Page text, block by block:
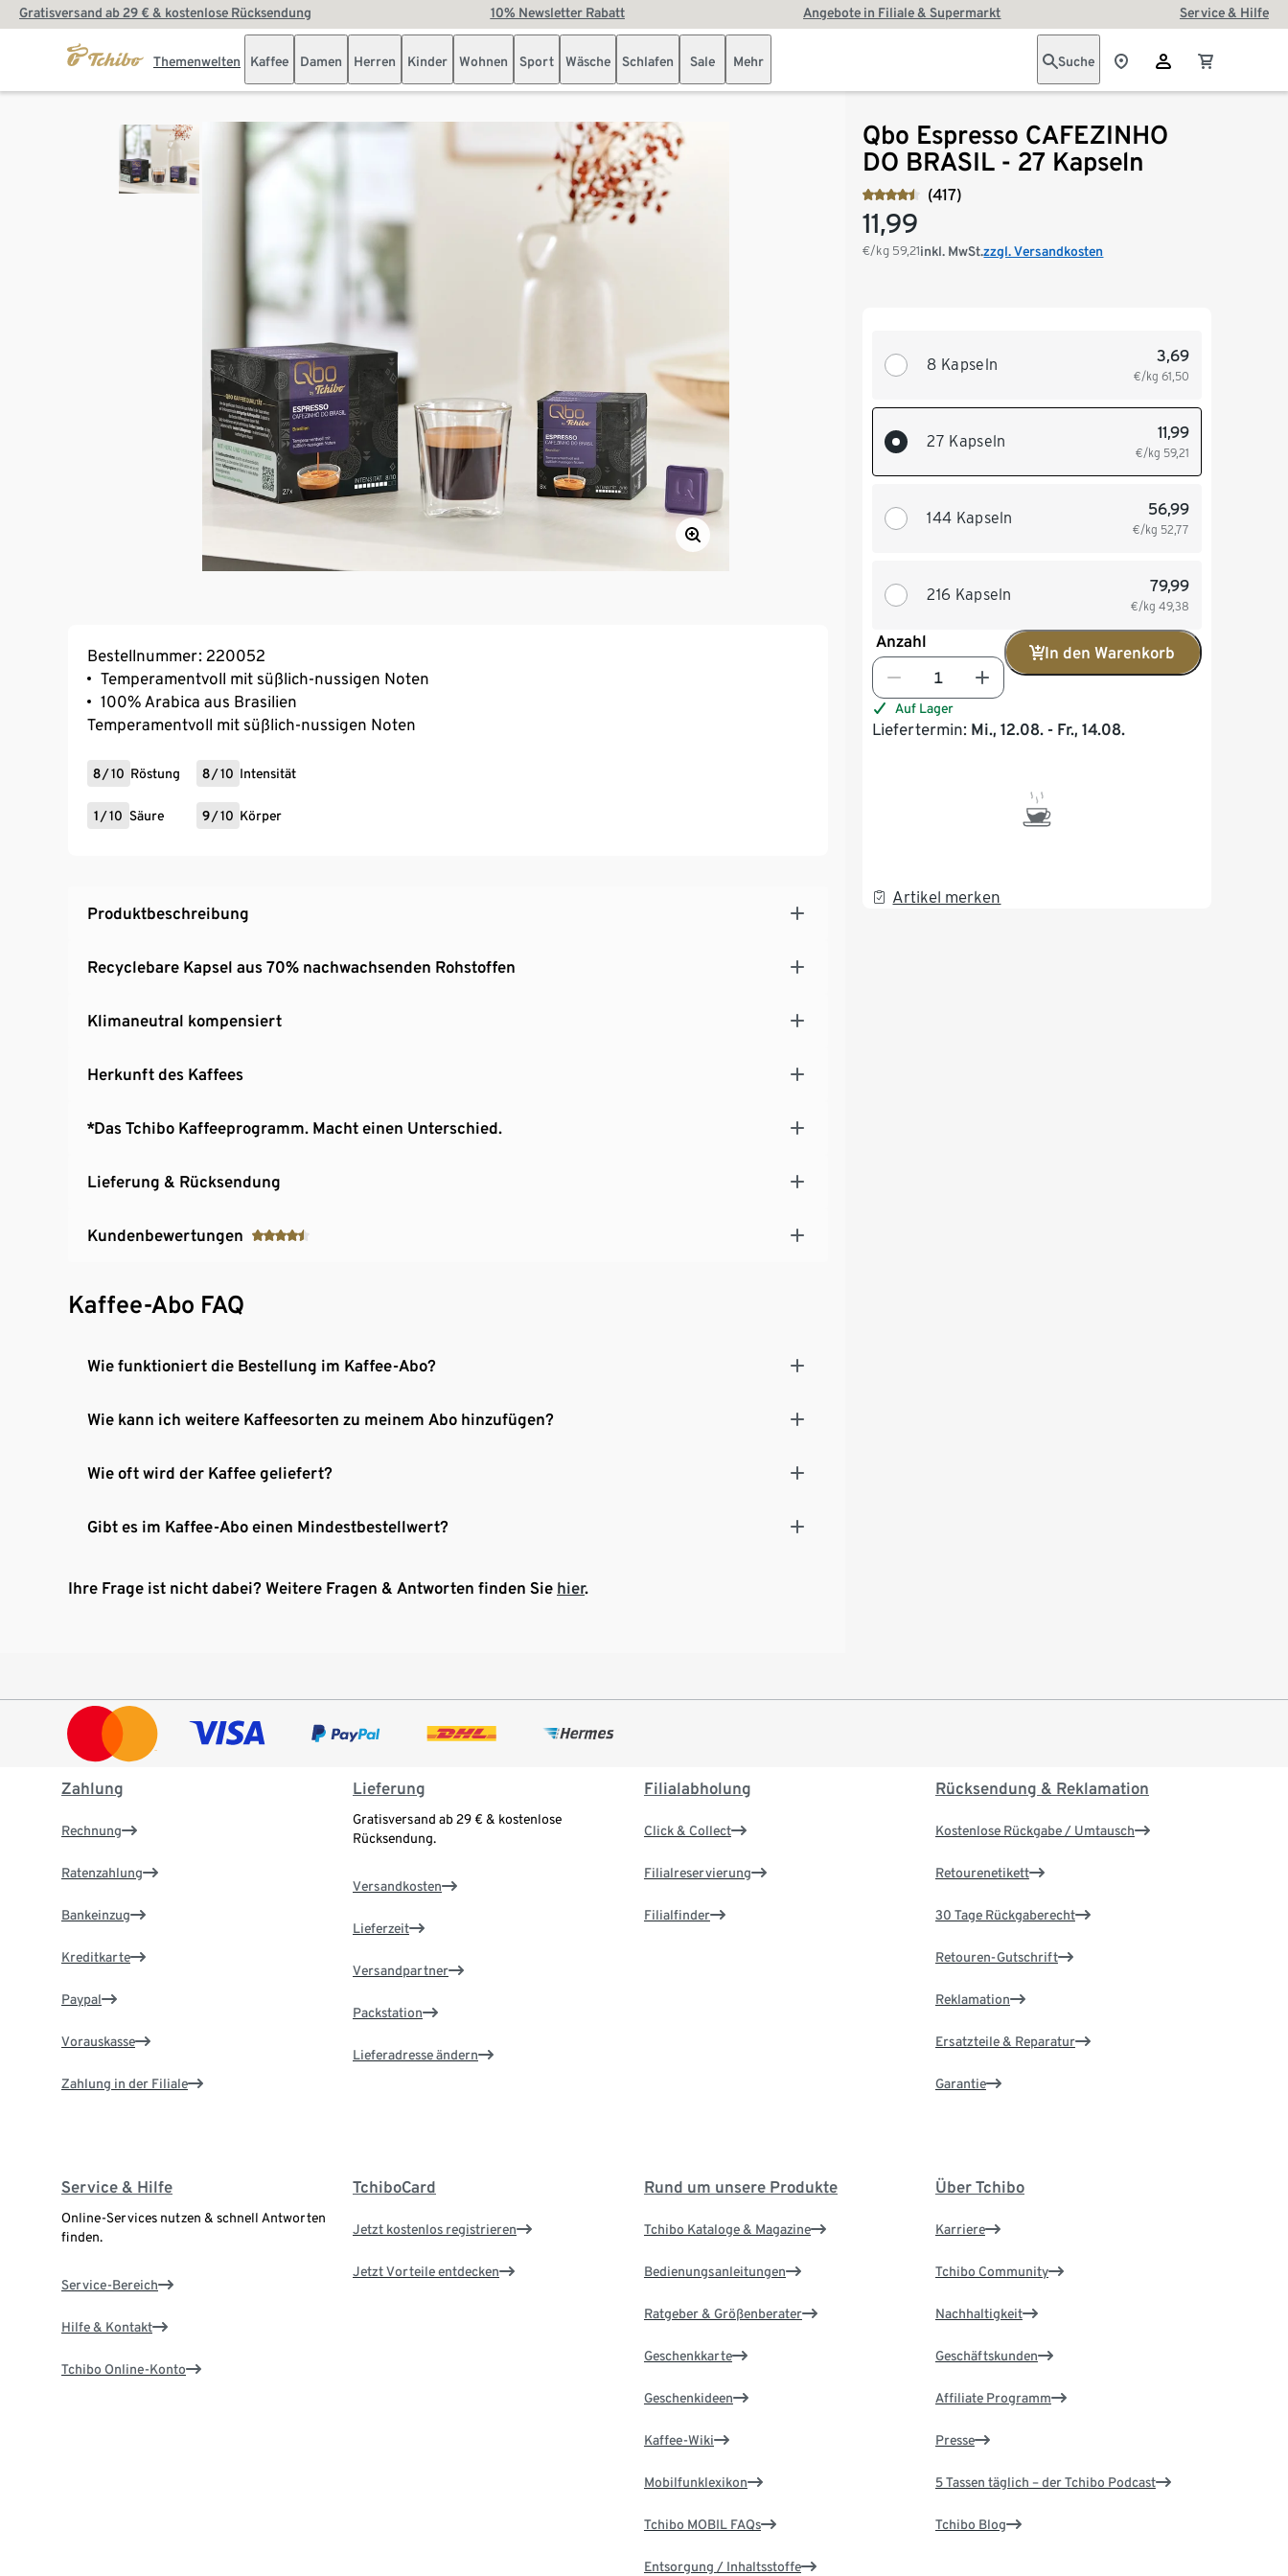
Gratisversand ab 29 € & kostenlose Rücksendung 10% Newsletter Rabatt Angebote in Filiale & Supermarkt Service & Hilfe
Themenwelten Kaffee Damen Herren Kinder Wohnen Sport Wäsche Schlafen Sale Mehr Suche
Qbo Espresso CAFEZINHO
DO BRASIL - 27 Kapseln
(417)
11,99
€/kg 59,21inkl. MwSt.zzgl. Versandkosten
8 Kapseln 3,69
€/kg 61,50
27 Kapseln 11,99
€/kg 59,21
144 Kapseln 56,99
€/kg 52,77
216 Kapseln 79,99
€/kg 49,38
Anzahl
In den Warenkorb
Auf Lager
Liefertermin: Mi., 12.08. - Fr., 14.08.
Artikel merken
Bestellnummer: 220052
Temperamentvoll mit süßlich-nussigen Noten
100% Arabica aus Brasilien
Temperamentvoll mit süßlich-nussigen Noten
8/10 Röstung 8/10 Intensität
1 /10 Säure 9/10 Körper
Produktbeschreibung
Recyclebare Kapsel aus 70% nachwachsenden Rohstoffen
Klimaneutral kompensiert
Herkunft des Kaffees
*Das Tchibo Kaffeeprogramm. Macht einen Unterschied.
Lieferung & Rücksendung
Kundenbewertungen
Kaffee-Abo FAQ
Wie funktioniert die Bestellung im Kaffee-Abo?
Wie kann ich weitere Kaffeesorten zu meinem Abo hinzufügen?
Wie oft wird der Kaffee geliefert?
Gibt es im Kaffee-Abo einen Mindestbestellwert?
Ihre Frage ist nicht dabei? Weitere Fragen & Antworten finden Sie hier.
Zahlung
Rechnung
Ratenzahlung
Bankeinzug
Kreditkarte
Paypal
Vorauskasse
Zahlung in der Filiale
Lieferung
Gratisversand ab 29 € & kostenlose
Rücksendung.
Versandkosten
Lieferzeit
Versandpartner
Packstation
Lieferadresse ändern
Filialabholung
Click & Collect
Filialreservierung
Filialfinder
Rücksendung & Reklamation
Kostenlose Rückgabe / Umtausch
Retourenetikett
30 Tage Rückgaberecht
Retouren-Gutschrift
Reklamation
Ersatzteile & Reparatur
Garantie
Service & Hilfe
Online-Services nutzen & schnell Antworten
finden.
Service-Bereich
Hilfe & Kontakt
Tchibo Online-Konto
TchiboCard
Jetzt kostenlos registrieren
Jetzt Vorteile entdecken
Rund um unsere Produkte
Tchibo Kataloge & Magazine
Bedienungsanleitungen
Ratgeber & Größenberater
Geschenkkarte
Geschenkideen
Kaffee-Wiki
Mobilfunklexikon
Tchibo MOBIL FAQs
Entsorgung / Inhaltsstoffe
Über Tchibo
Karriere
Tchibo Community
Nachhaltigkeit
Geschäftskunden
Affiliate Programm
Presse
5 Tassen täglich – der Tchibo Podcast
Tchibo Blog